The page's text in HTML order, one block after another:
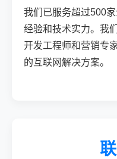
我们已服务超过500
经验和技术实力。我
开发工程师和营销专
的互联网解决方案。